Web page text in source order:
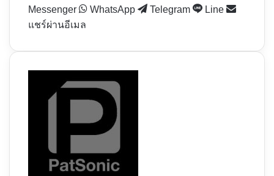
Messenger
WhatsApp Telegram
Line
แชร์ผ่านอีเมล